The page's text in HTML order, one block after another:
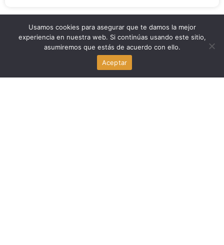
Politica
Abdul El-Sayed gana las primarias demócratas de
Michigan: victoria progresista
Usamos cookies para asegurar que te damos la mejor
experiencia en nuestra web. Si continúas usando este sitio,
asumiremos que estás de acuerdo con ello.
Aceptar